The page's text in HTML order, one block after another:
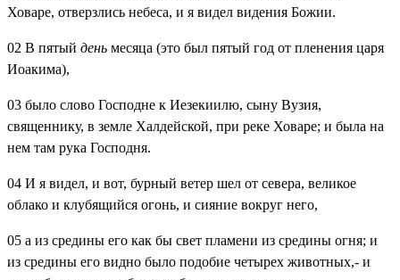
Ховаре, отверзлись небеса, и я видел видения Божии.
02 В пятый день месяца (это был пятый год от пленения царя
Иоакима),
03 было слово Господне к Иезекиилю, сыну Вузия,
священнику, в земле Халдейской, при реке Ховаре; и была на
нем там рука Господня.
04 И я видел, и вот, бурный ветер шел от севера, великое
облако и клубящийся огонь, и сияние вокруг него,
05 а из средины его как бы свет пламени из средины огня; и
из средины его видно было подобие четырех животных,- и